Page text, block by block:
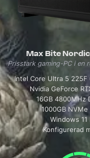
Max Bite
Prisstark gaming-PC i en
Intel Core Ultra 5
Nvidia GeForce
16GB 4800MHz
1000GB NVMe
Windows 11
Konfigurerad